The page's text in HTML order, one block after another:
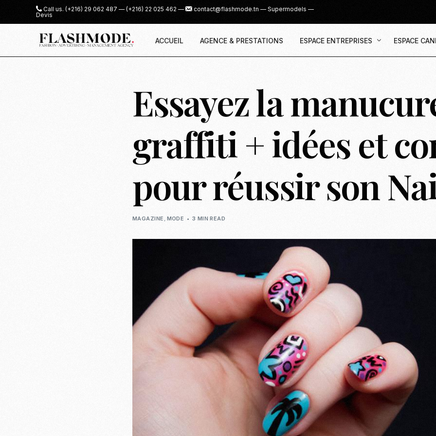
Call us. (+216) 29 062 487 — (+216) 22 025 462 — contact@flashmode.tn — Supermodels —
Devis
ACCUEIL AGENCE & PRESTATIONS ESPACE ENTREPRISES
Agence & Prestations
ESPACE
UGC
Cover Girl
Casting IG
Casting
Essayez la
graffiti + idées et
pour réussir son
MAGAZINE MODE 3 MIN READ